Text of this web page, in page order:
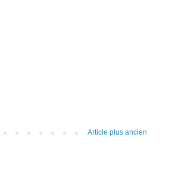
Article plus ancien